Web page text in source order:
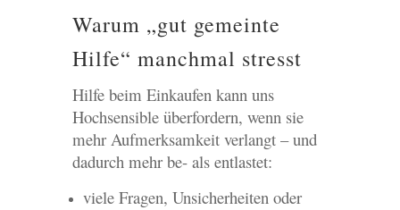
Warum „gut gemeinte
Hilfe“ manchmal stresst
Hilfe beim Einkaufen kann uns
Hochsensible überfordern, wenn sie
mehr Aufmerksamkeit verlangt – und
dadurch mehr be- als entlastet:
viele Fragen, Unsicherheiten oder